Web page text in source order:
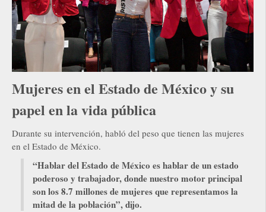
Mujeres en el Estado de México y su
papel en la vida pública
Durante su intervención, habló del peso que tienen las mujeres
en el Estado de México.
“Hablar del Estado de México es hablar de un estado
poderoso y trabajador, donde nuestro motor principal
son los 8.7 millones de mujeres que representamos la
mitad de la población”,dijo.